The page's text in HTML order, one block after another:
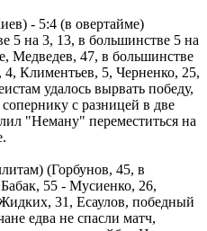
- 5:4 (в овертайме)
5 на 3, 13, в большинстве 5 на
Медведев, 47, в большинстве
Климентьев, 5, Черненко, 25,
удалось вырвать победу,
с разницей в две
"Неману" переместиться на
(Горбунов, 45, в
55 - Мусиенко, 26,
31, Есаулов, победный
едва не спасли матч,